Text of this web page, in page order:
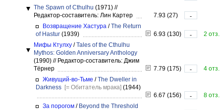
The Spawn of Cthulhu (1971) //
Редактор-составитель: Лин Картер
7.93 (27)
-
Возвращение Хастура /The Return
of Hastur (1939) 6.93 (130) -
2 отз.
Мифы Ктулху /Tales of the Cthulhu
Mythos: Golden Anniversary Anthology
(1990) //Редактор-составитель: Джим
Тёрнер
7.79 (175) -
4 отз.
Живущий-во-Тьме /The Dweller in
Darkness [= Обитатель мрака] (1944)
6.67 (156)
-
8 отз.
За порогом / Beyond the Threshold